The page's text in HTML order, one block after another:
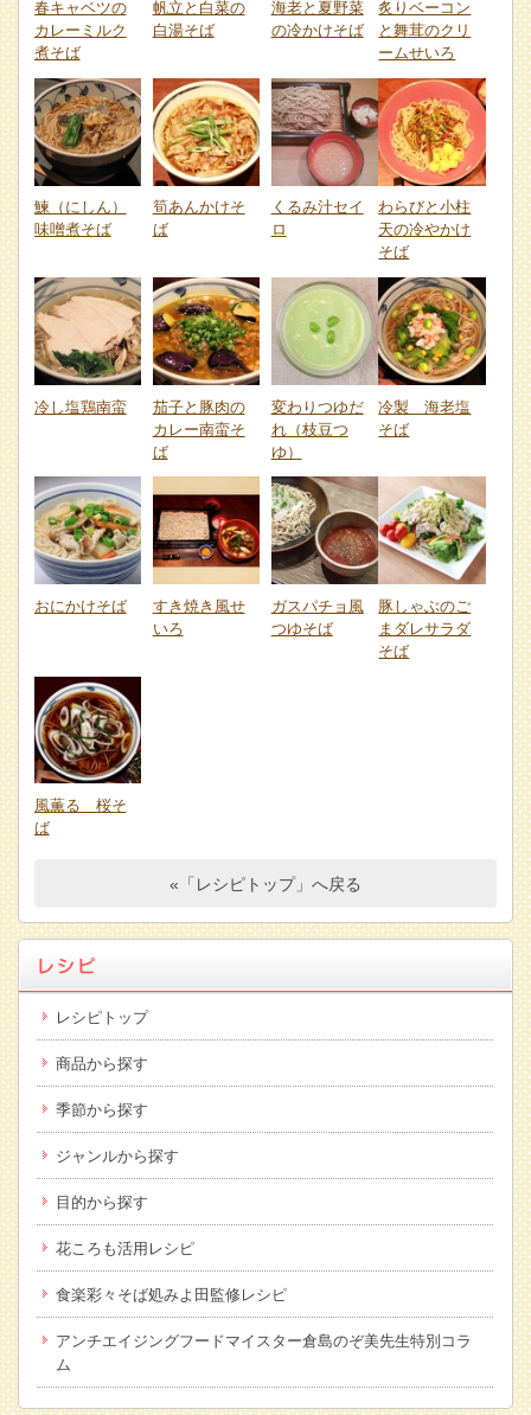
春キャベツの
カレーミルク
煮そば
帆立と白菜の
白湯そば
海老と夏野菜
の冷かけそば
炙りベーコン
と舞茸のクリ
ームせいろ
鰊（にしん）
味噌煮そば
筍あんかけそ
ば
くるみ汁セイ
ロ
わらびと小柱
天の冷やかけ
そば
冷し塩鶏南蛮
茄子と豚肉の
カレー南蛮そ
ば
変わりつゆだ
れ（枝豆つ
ゆ）
冷製 海老塩
そば
おにかけそば
すき焼き風せ
いろ
ガスパチョ風
つゆそば
豚しゃぶのご
まダレサラダ
そば
風薫る 桜そ
ば
«「レシピトップ」へ戻る
レシピトップ
商品から探す
季節から探す
ジャンルから探す
目的から探す
花ころも活用レシピ
食楽彩々そば処みよ田監修レシピ
アンチエイジングフードマイスター倉島のぞ美先生特別コラ
ム